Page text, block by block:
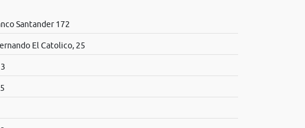
Santander 172
El Catolico, 25